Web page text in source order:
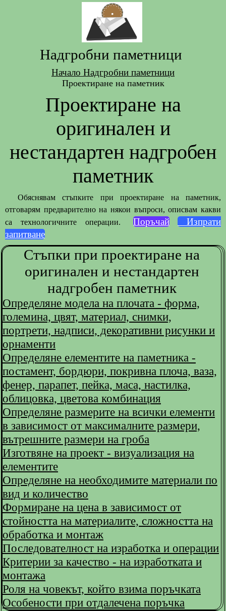
Надгробни паметници
Начало Надгробни паметници
Проектиране на паметник
Проектиране на
оригинален и
нестандартен надгробен
паметник
Обяснявам стъпките при проектиране на паметник,
отговарям предварително на някои въпроси, описвам какви
са технологичните операции.
Поръчай
Изпрати
запитване
Стъпки при проектиране на
оригинален и нестандартен
надгробен паметник
Определяне модела на плочата - форма,
големина, цвят, материал, снимки,
портрети, надписи, декоративни рисунки и
орнаменти
Определяне елементите на паметника -
постамент, бордюри, покривна плоча, ваза,
фенер, парапет, пейка, маса, настилка,
облицовка, цветова комбинация
Определяне размерите на всички елементи
в зависимост от максималните размери,
вътрешните размери на гроба
Изготвяне на проект - визуализация на
елементите
Определяне на необходимите материали по
вид и количество
Формиране на цена в зависимост от
стойността на материалите, сложността на
обработка и монтаж
Последователност на изработка и операции
Критерии за качество - на изработката и
монтажа
Роля на човекът, който взима поръчката
Особености при отдалечена поръчка